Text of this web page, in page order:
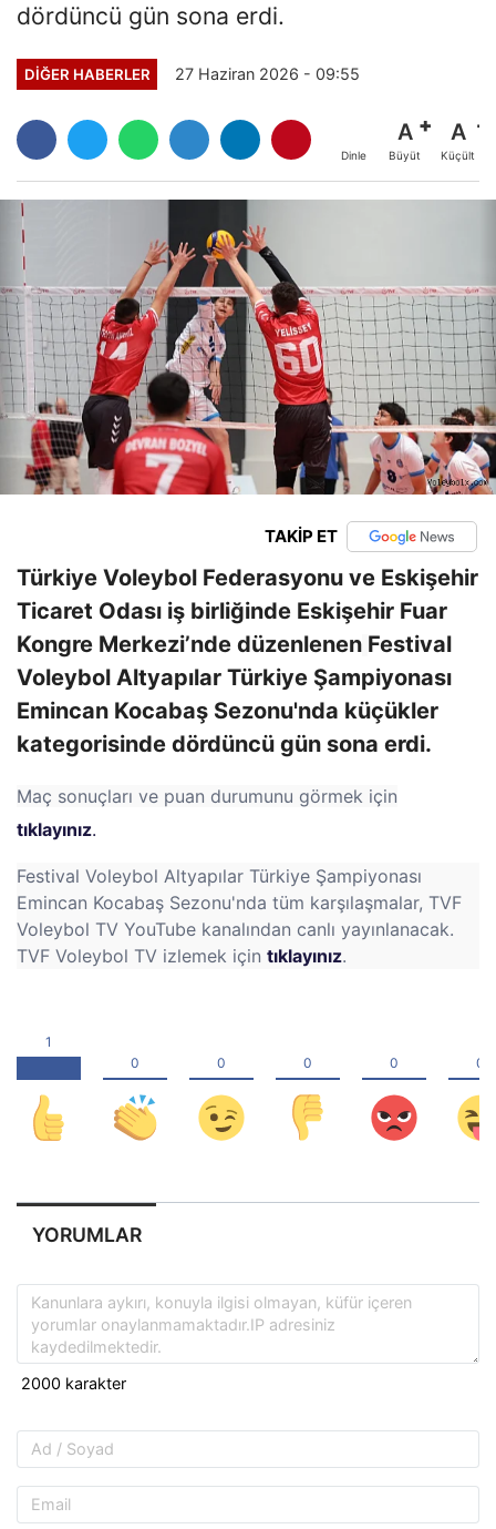
dördüncü gün sona erdi.
DIĞER HABERLER 27 Haziran 2026 - 09:55
Dinle
A
Büyüt
A
Küçült
TAKİP ET
Türkiye Voleybol Federasyonu ve Eskişehir
Ticaret Odası iş birliğinde Eskişehir Fuar
Kongre Merkezi’nde düzenlenen Festival
Voleybol Altyapılar Türkiye Şampiyonası
Emincan Kocabaş Sezonu'nda küçükler
kategorisinde dördüncü gün sona erdi.
Maç sonuçları ve puan durumunu görmek için
tıklayınız.
Festival Voleybol Altyapılar Türkiye Şampiyonası
Emincan Kocabaş Sezonu'nda tüm karşılaşmalar, TVF
Voleybol TV YouTube kanalından canlı yayınlanacak.
TVF Voleybol TV izlemek için tıklayınız.
YORUMLAR